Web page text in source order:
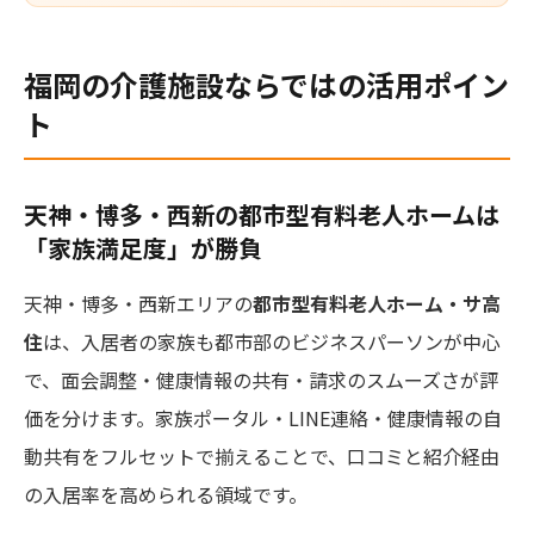
福岡の介護施設ならではの活用ポイン
ト
天神・博多・西新の都市型有料老人ホームは
「家族満足度」が勝負
天神・博多・西新エリアの都市型有料老人ホーム・サ高
住は、入居者の家族も都市部のビジネスパーソンが中心
で、面会調整・健康情報の共有・請求のスムーズさが評
価を分けます。家族ポータル・LINE連絡・健康情報の自
動共有をフルセットで揃えることで、口コミと紹介経由
の入居率を高められる領域です。